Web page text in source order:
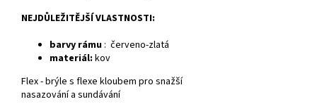
NEJDŮLEŽITĚJŠÍ VLASTNOSTI:
barvy rámu : červeno-zlatá
materiál: kov
Flex - brýle s flexe kloubem pro snažší
nasazování a sundávání